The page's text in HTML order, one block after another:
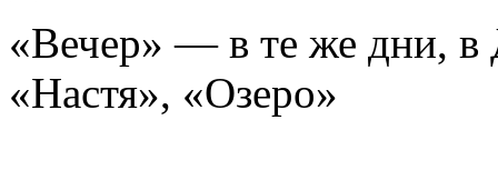
«Вечер» ― в те же дни, в
«Настя», «Озеро»